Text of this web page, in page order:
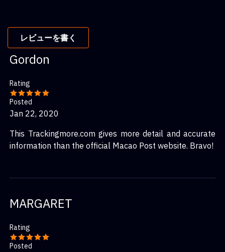
レビューを書く
Gordon
Rating
Posted
Jan 22, 2020
This Trackingmore.com gives more detail and accurate
information than the official Macao Post website. Bravo!
MARGARET
Rating
Posted